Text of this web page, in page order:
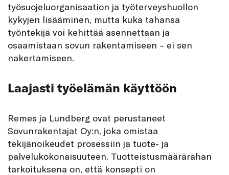
työsuojeluorganisaation ja työterveyshuollon
kykyjen lisääminen, mutta kuka tahansa
työntekijä voi kehittää asennettaan ja
osaamistaan sovun rakentamiseen – ei sen
nakertamiseen.
Laajasti työelämän käyttöön
Remes ja Lundberg ovat perustaneet
Sovunrakentajat Oy:n, joka omistaa
tekijänoikeudet prosessiin ja tuote- ja
palvelukokonaisuuteen. Tuotteistusmäärärahan
tarkoituksena on, että konsepti on